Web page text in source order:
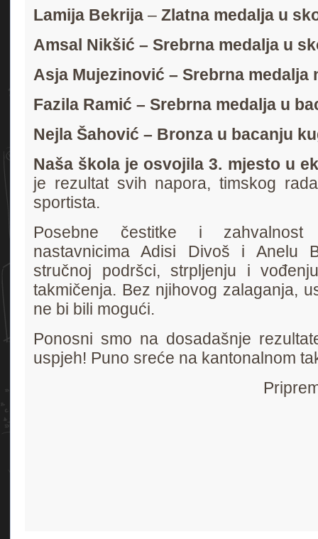
Lamija Bekrija – Zlatna medalja u
Amsal Nikšić – Srebrna medalja u
Asja Mujezinović – Srebrna medalja
Fazila Ramić – Srebrna medalja u
Nejla Šahović – Bronza u bacanju
Naša škola je osvojila 3. mjesto u
je rezultat svih napora, timskog
sportista.
Posebne čestitke i zahvalnost
nastavnicima Adisi Divoš i Anelu
stručnoj podršci, strpljenju i
takmičenja. Bez njihovog zalaganja,
ne bi bili mogući.
Ponosni smo na dosadašnje
uspjeh! Puno sreće na kantonalnom